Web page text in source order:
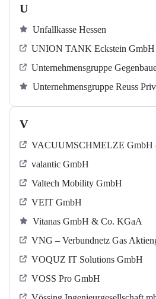
U
Unfallkasse Hessen
UNION TANK Eckstein
Unternehmensgruppe
Unternehmensgruppe Reuss
V
VACUUMSCHMELZE GmbH
valantic GmbH
Valtech Mobility GmbH
VEIT GmbH
Vitanas GmbH & Co. KGaA
VNG – Verbundnetz Gas
VOQUZ IT Solutions GmbH
VOSS Pro GmbH